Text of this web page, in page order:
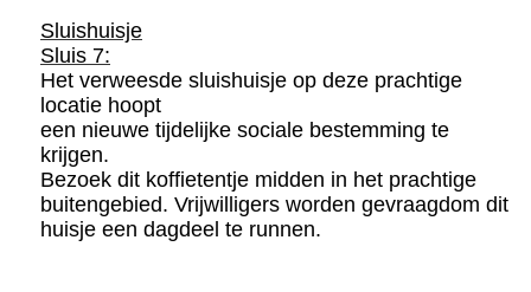
Sluishuisje
Sluis 7:
Het verweesde sluishuisje op deze prachtige
locatie hoopt
een nieuwe tijdelijke sociale bestemming te
krijgen.
Bezoek dit koffietentje midden in het prachtige
buitengebied. Vrijwilligers worden gevraagdom dit
huisje een dagdeel te runnen.